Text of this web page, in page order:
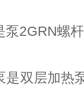
泵2GRN螺
是双层加热